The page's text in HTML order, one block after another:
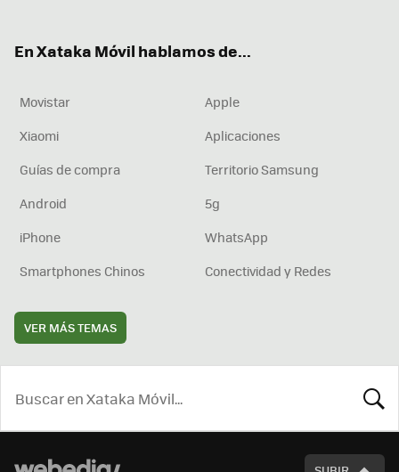
En Xataka Móvil hablamos de...
Movistar
Apple
Xiaomi
Aplicaciones
Guías de compra
Territorio Samsung
Android
5g
iPhone
WhatsApp
Smartphones Chinos
Conectividad y Redes
VER MÁS TEMAS